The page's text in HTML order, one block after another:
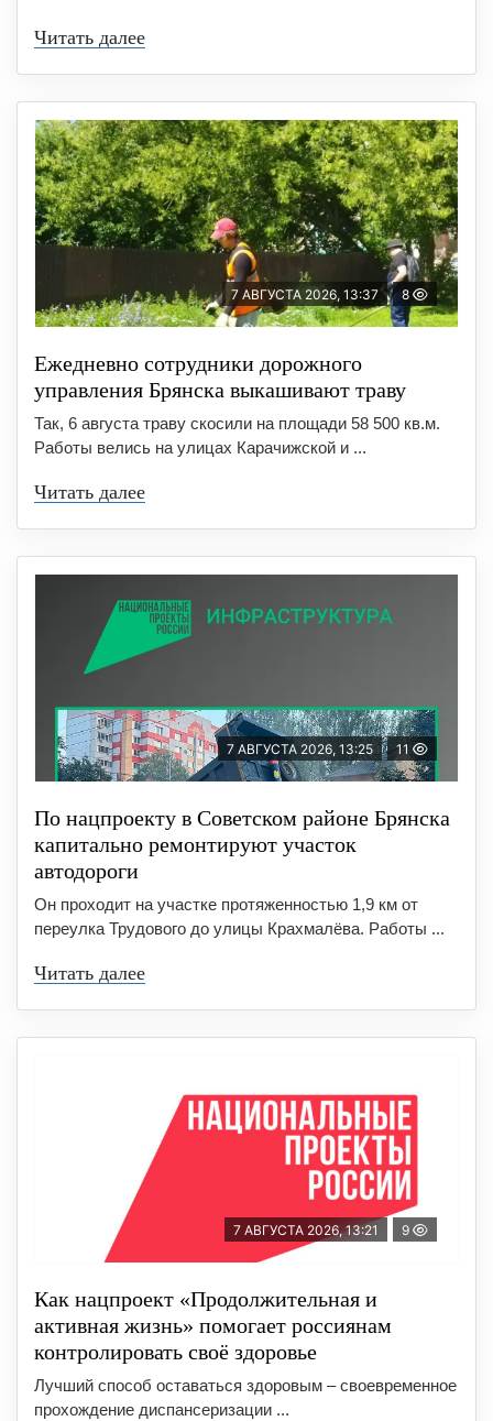
Читать далее
7 АВГУСТА 2026, 13:37 8
Ежедневно сотрудники дорожного
управления Брянска выкашивают траву
Так, 6 августа траву скосили на площади 58 500 кв.м.
Работы велись на улицах Карачижской и ...
Читать далее
7 АВГУСТА 2026, 13:25 11
По нацпроекту в Советском районе Брянска
капитально ремонтируют участок
автодороги
Он проходит на участке протяженностью 1,9 км от
переулка Трудового до улицы Крахмалёва. Работы ...
Читать далее
7 АВГУСТА 2026, 13:21 9
Как нацпроект «Продолжительная и
активная жизнь» помогает россиянам
контролировать своё здоровье
Лучший способ оставаться здоровым – своевременное
прохождение диспансеризации ...